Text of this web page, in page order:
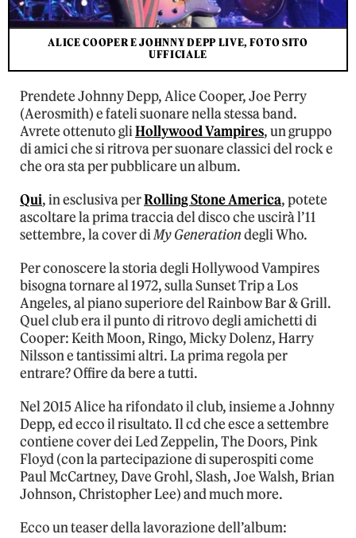
ALICE COOPER E JOHNNY DEPP LIVE, FOTO SITO
UFFICIALE
Prendete Johnny Depp, Alice Cooper, Joe Perry
(Aerosmith) e fateli suonare nella stessa band.
Avrete ottenuto gliHollywood Vampires, un gruppo
di amici che si ritrova per suonare classici del rock e
che ora sta per pubblicare un album.
Qui, in esclusiva perRolling Stone America, potete
ascoltare la prima traccia del disco che uscirà l’11
settembre, la cover diMy Generationdegli Who.
Per conoscere la storia degli Hollywood Vampires
bisogna tornare al 1972, sulla Sunset Trip a Los
Angeles, al piano superiore del Rainbow Bar & Grill.
Quel club era il punto di ritrovo degli amichetti di
Cooper: Keith Moon, Ringo, Micky Dolenz, Harry
Nilsson e tantissimi altri. La prima regola per
entrare? Offire da bere a tutti.
Nel 2015 Alice ha rifondato il club, insieme a Johnny
Depp, ed ecco il risultato. Il cd che esce a settembre
contiene cover dei Led Zeppelin, The Doors, Pink
Floyd (con la partecipazione di superospiti come
Paul McCartney, Dave Grohl, Slash, Joe Walsh, Brian
Johnson, Christopher Lee) and much more.
Ecco un teaser della lavorazione dell’album: